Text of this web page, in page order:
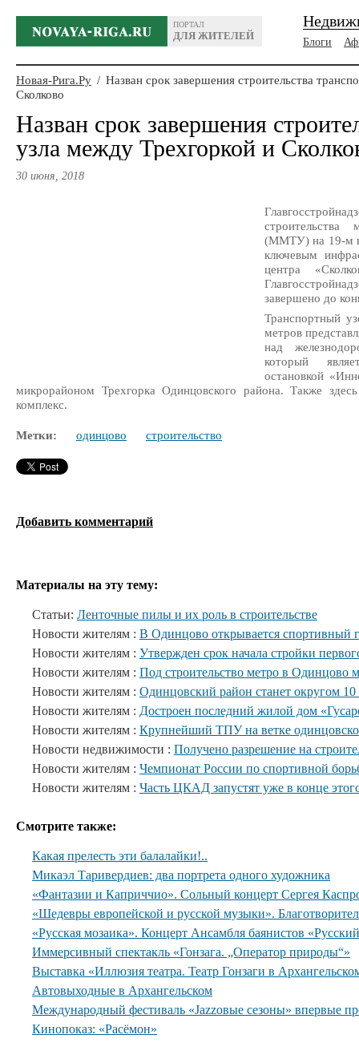
ПОРТАЛ
ДЛЯ ЖИТЕЛЕЙ
Блоги
Новая-Рига.Ру / Назван срок завершения строительства
Сколково
Назван срок завершения
узла между Трехгоркой и
30 июня, 2018
строительства
(ММТУ) на 19-м
ключевым
центра
завершено до
Транспортный
метров
над
который
остановкой
микрорайоном Трехгорка Одинцовского района. Также
комплекс.
Метки: одинцово строительство
Добавить комментарий
Материалы на эту тему:
Статьи: Ленточные пилы и их роль в строительстве
Новости жителям : В Одинцово открывается спортивный
Новости жителям : Утвержден срок начала стройки
Новости жителям : Под строительство метро в Одинцово
Новости жителям : Одинцовский район станет округом 10
Новости жителям : Достроен последний жилой дом
Новости жителям : Крупнейший ТПУ на ветке
Новости недвижимости : Получено разрешение на
Новости жителям : Чемпионат России по спортивной
Новости жителям : Часть ЦКАД запустят уже в конце
Смотрите также:
Какая прелесть эти балалайки!..
Микаэл Таривердиев: два портрета одного художника
«Фантазии и Каприччио». Сольный концерт Сергея
«Шедевры европейской и русской музыки».
«Русская мозаика». Концерт Ансамбля баянистов
Иммерсивный спектакль «Гонзага. „Оператор природы“»
Выставка «Иллюзия театра. Театр Гонзаги в
Автовыходные в Архангельском
Международный фестиваль «Jazzовые сезоны» впервые
Кинопоказ: «Расёмон»